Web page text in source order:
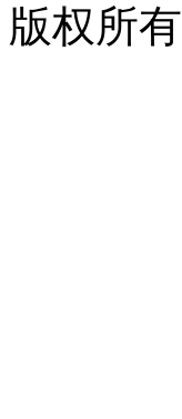
版权所